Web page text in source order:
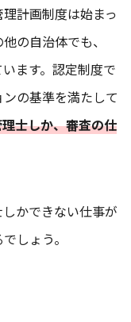
計画制度は始まっ
の自治体でも、
ます。認定制度で
の基準を満たして
士しか、審査の仕
かできない仕事が
しょう。